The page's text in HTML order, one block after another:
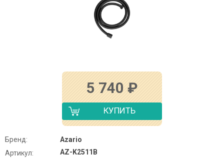
5 740 ₽
КУПИТЬ
Бренд:
Azario
Артикул:
AZ-K2511B